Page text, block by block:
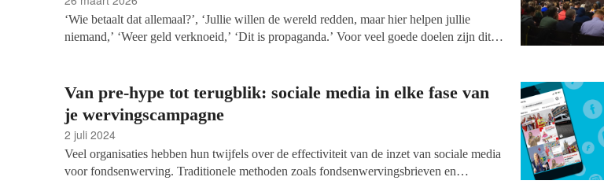
‘Wie betaalt dat allemaal?’, ‘Jullie willen de wereld redden, maar hier helpen jullie
niemand,’ ‘Weer geld verknoeid,’ ‘Dit is propaganda.’ Voor veel goede doelen zijn dit
helpen om verhalen te delen, betrokkenheid te creëren en fondsen te werven. Maar
zichtbaarheid roept ook reacties op. Soms kritisch, soms ongefilterd, soms ronduit
vijandig.
Van pre-hype tot terugblik: sociale media in elke fase van
je wervingscampagne
2 juli 2024
Veel organisaties hebben hun twijfels over de effectiviteit van de inzet van sociale media
voor fondsenwerving. Traditionele methoden zoals fondsenwervingsbrieven en